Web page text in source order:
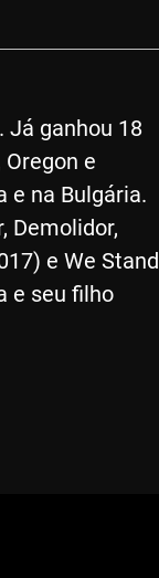
Já ganhou 18
e
e na Bulgária.
Demolidor,
e We Stand
e seu filho